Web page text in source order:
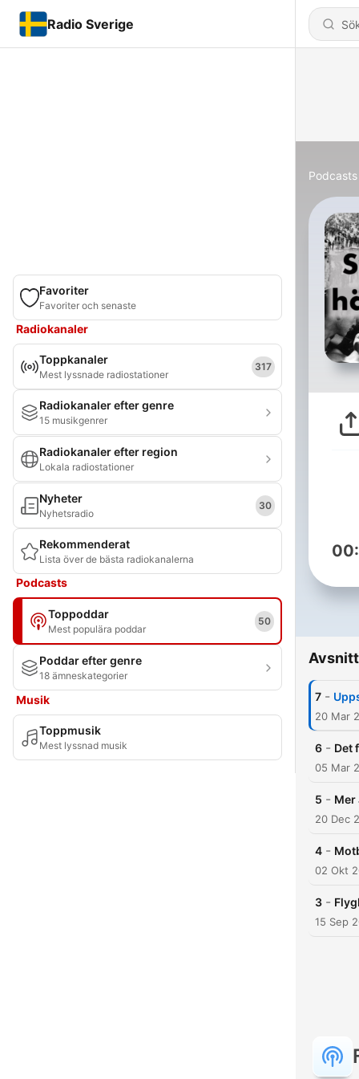
Radio Sverige
Favoriter
Favoriter och senaste
Radiokanaler
Toppkanaler
Mest lyssnade radiostationer
317
Radiokanaler efter genre
15 musikgenrer
Radiokanaler efter region
Lokala radiostationer
Nyheter
Nyhetsradio
30
Rekommenderat
Lista över de bästa radiokanalerna
Podcasts
Toppoddar
Mest populära poddar
50
Poddar efter genre
18 ämneskategorier
Musik
Toppmusik
Mest lyssnad musik
Podcasts
Avsnitt
7 -
20 Mar
6 - Det
05 Mar
5 - Mer
20 Dec
4 -
02 Okt
3 -
15 Sep